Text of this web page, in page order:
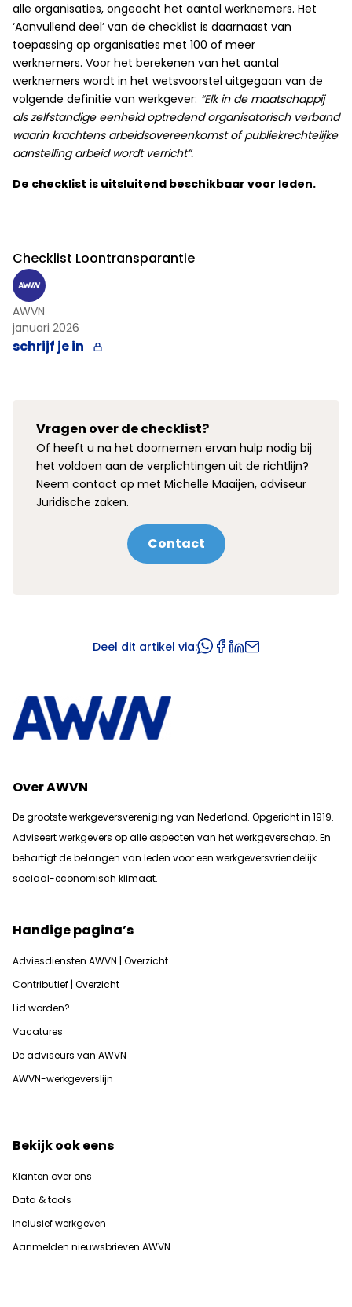
alle organisaties, ongeacht het aantal werknemers. Het
‘Aanvullend deel’ van de checklist is daarnaast van
toepassing op organisaties met 100 of meer
werknemers. Voor het berekenen van het aantal
werknemers wordt in het wetsvoorstel uitgegaan van de
volgende definitie van werkgever: “Elk in de maatschappij
als zelfstandige eenheid optredend organisatorisch verband
waarin krachtens arbeidsovereenkomst of publiekrechtelijke
aanstelling arbeid wordt verricht”.
De checklist is uitsluitend beschikbaar voor leden.
Checklist Loontransparantie
AWVN
januari 2026
schrijf je in
Vragen over de checklist?
Of heeft u na het doornemen ervan hulp nodig bij
het voldoen aan de verplichtingen uit de richtlijn?
Neem contact op met Michelle Maaijen, adviseur
Juridische zaken.
Contact
Deel dit artikel via:
Over AWVN
De grootste werkgeversvereniging van Nederland. Opgericht in 1919.
Adviseert werkgevers op alle aspecten van het werkgeverschap. En
behartigt de belangen van leden voor een werkgeversvriendelijk
sociaal-economisch klimaat.
Handige pagina’s
Adviesdiensten AWVN | Overzicht
Contributief | Overzicht
Lid worden?
Vacatures
De adviseurs van AWVN
AWVN-werkgeverslijn
Bekijk ook eens
Klanten over ons
Data & tools
Inclusief werkgeven
Aanmelden nieuwsbrieven AWVN